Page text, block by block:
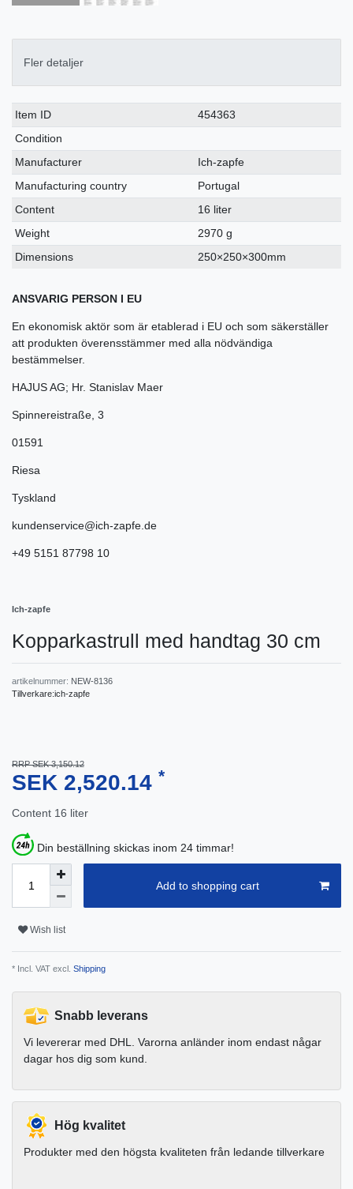
Fler detaljer
Ceres::Template.singleItemTechnicalDataAttribute
Ceres::Template.singleItemTechnicalDataValue
Item ID
454363
Condition
Manufacturer
Ich-zapfe
Manufacturing country
Portugal
Content
16 liter
Weight
2970 g
Dimensions
250×250×300mm
ANSVARIG PERSON I EU
En ekonomisk aktör som är etablerad i EU och som säkerställer
att produkten överensstämmer med alla nödvändiga
bestämmelser.
HAJUS AG; Hr. Stanislav Maer
Spinnereistraße 3
01591
Riesa
Tyskland
kundenservice@ich-zapfe.de
+49 5151 87798 10
Ich-zapfe
Kopparkastrull med handtag 30 cm
artikelnummer: NEW-8136
Tillverkare:ich-zapfe
RRP SEK 3,150.12
SEK 2,520.14 *
Content 16 liter
Din beställning skickas inom 24 timmar!
Add to shopping cart
Wish list
* Incl. VAT excl. Shipping
Snabb leverans
Vi levererar med DHL. Varorna anländer inom endast någar
dagar hos dig som kund.
Hög kvalitet
Produkter med den högsta kvaliteten från ledande tillverkare